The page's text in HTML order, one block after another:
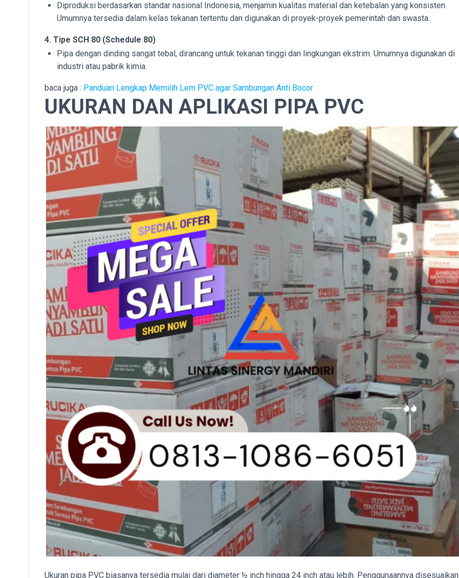
Diproduksi berdasarkan standar nasional Indonesia, menjamin kualitas material dan ketebalan yang konsisten.
Umumnya tersedia dalam kelas tekanan tertentu dan digunakan di proyek-proyek pemerintah dan swasta.
4. Tipe SCH 80 (Schedule 80)
Pipa dengan dinding sangat tebal, dirancang untuk tekanan tinggi dan lingkungan ekstrim. Umumnya digunakan di
industri atau pabrik kimia.
baca juga : Panduan Lengkap Memilih Lem PVC agar Sambungan Anti Bocor
UKURAN DAN APLIKASI PIPA PVC
Ukuran pipa PVC biasanya tersedia mulai dari diameter ½ inch hingga 24 inch atau lebih. Penggunaannya disesuaikan